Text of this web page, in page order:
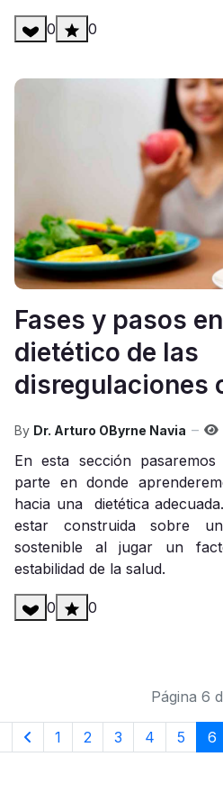
0 0
Fases y pasos
dietético de las
disregulaciones
By Dr. Arturo OByrne Navia
En esta sección
parte en donde
hacia una dietética
estar construida sobre
sostenible al jugar un
estabilidad de la salud.
0 0
Página 6
1 2 3 4 5 6